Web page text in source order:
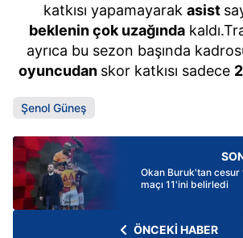
katkısı yapamayarak asist
beklenin çok uzağında
ayrıca bu sezon başında
oyuncudan skor katkısı sadece
Şenol Güneş
Okan Buruk'tan
maçı 11'ini belirledi
ÖNCEKİ HABER